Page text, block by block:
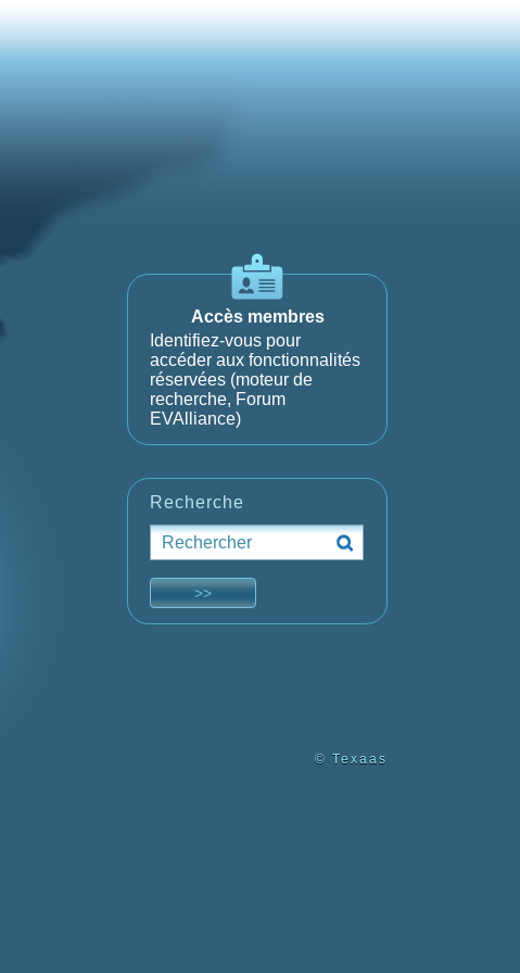
Accès membres
Identifiez-vous pour
accéder aux fonctionnalités
réservées (moteur de
recherche, Forum
EVAlliance)
Recherche
© Texaas